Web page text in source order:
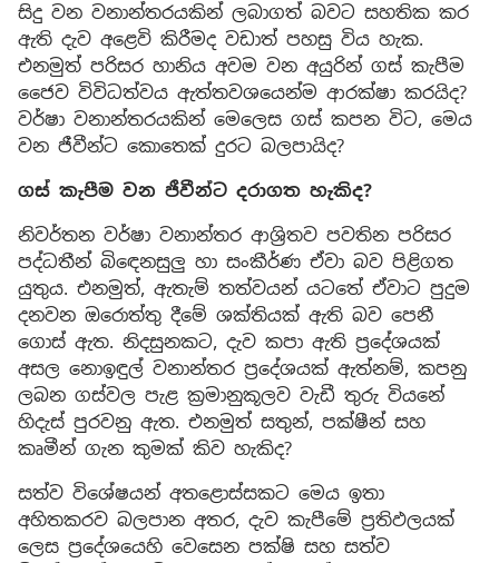
සිදු වන වනාන්තරයකින් ලබාගත් බවට සහතික කර
ඇති දැව අළෙවි කිරීමද වඩාත් පහසු විය හැක.
එනමුත් පරිසර හානිය අවම වන අයුරින් ගස් කැපීම
ජෛව විවිධත්වය ඇත්තවශයෙන්ම ආරක්ෂා කරයිද?
වර්ෂා වනාන්තරයකින් මෙලෙස ගස් කපන විට, මෙය
වන ජීවීන්ට කොතෙක් දුරට බලපායිද?
ගස් කැපීම වන ජීවීන්ට දරාගත හැකිද?
නිවර්තන වර්ෂා වනාන්තර ආශ්‍රිතව පවතින පරිසර
පද්ධතීන් බිඳෙනසුලු හා සංකීර්ණ ඒවා බව පිළිගත
යුතුය. එනමුත්, ඇතැම් තත්වයන් යටතේ ඒවාට පුදුම
දනවන ඔරොත්තු දීමේ ශක්තියක් ඇති බව පෙනී
ගොස් ඇත. නිදසුනකට, දැව කපා ඇති ප්‍රදේශයක්
අසල නොඉඳුල් වනාන්තර ප්‍රදේශයක් ඇත්නම්, කපනු
ලබන ගස්වල පැළ ක්‍රමානුකූලව වැඩී තුරු වියනේ
හිදැස් පුරවනු ඇත. එනමුත් සතුන්, පක්ෂීන් සහ
කෘමීන් ගැන කුමක් කිව හැකිද?
සත්ව විශේෂයන් අතළොස්සකට මෙය ඉතා
අහිතකරව බලපාන අතර, දැව කැපීමේ ප්‍රතිඵලයක්
ලෙස ප්‍රදේශයෙහි වෙසෙන පක්ෂි සහ සත්ව